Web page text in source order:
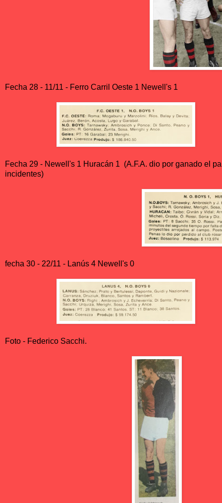
Fecha 28 - 11/11 - Ferro Carril Oeste 1 Newell's 1
Fecha 29 - Newell's 1 Huracán 1 (A.F.A. dio por ganado el
incidentes)
fecha 30 - 22/11 - Lanús 4 Newell's 0
Foto - Federico Sacchi.